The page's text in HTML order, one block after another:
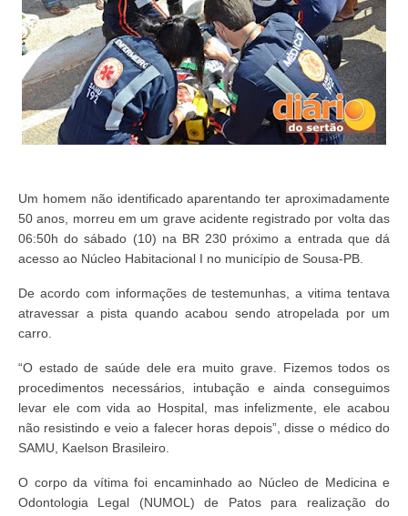
Um homem não identificado aparentando ter aproximadamente
50 anos, morreu em um grave acidente registrado por volta das
06:50h do sábado (10) na BR 230 próximo a entrada que dá
acesso ao Núcleo Habitacional I no município de Sousa-PB.
De acordo com informações de testemunhas, a vitima tentava
atravessar a pista quando acabou sendo atropelada por um
carro.
“O estado de saúde dele era muito grave. Fizemos todos os
procedimentos necessários, intubação e ainda conseguimos
levar ele com vida ao Hospital, mas infelizmente, ele acabou
não resistindo e veio a falecer horas depois”, disse o médico do
SAMU, Kaelson Brasileiro.
O corpo da vítima foi encaminhado ao Núcleo de Medicina e
Odontologia Legal (NUMOL) de Patos para realização do